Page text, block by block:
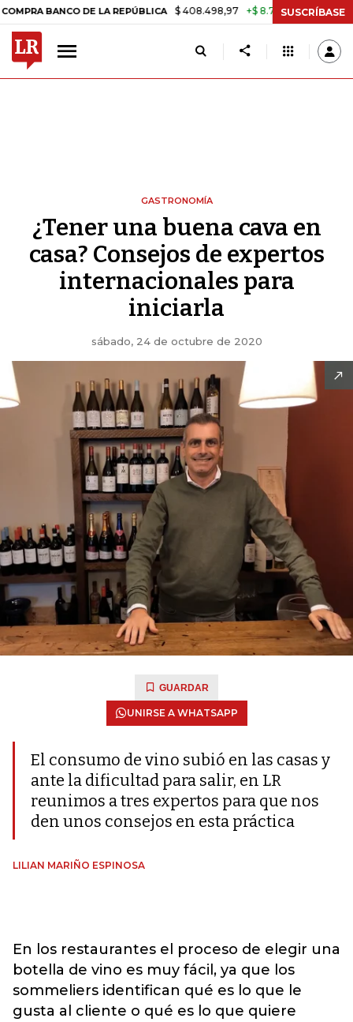
DE LA REPÚBLICA $ 408.498,97 +$ 8.753,81 +2,19% TASA DE
SUSCRÍBASE
GASTRONOMÍA
¿Tener una buena cava en
casa? Consejos de expertos
internacionales para
iniciarla
sábado, 24 de octubre de 2020
GUARDAR
UNIRSE A WHATSAPP
El consumo de vino subió en las casas y
ante la dificultad para salir, en LR
reunimos a tres expertos para que nos
den unos consejos en esta práctica
LILIAN MARIÑO ESPINOSA
En los restaurantes el proceso de elegir una
botella de vino es muy fácil, ya que los
sommeliers identifican qué es lo que le
gusta al cliente o qué es lo que quiere